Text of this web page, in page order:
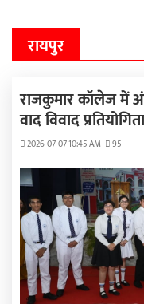
रायपुर
राजकुमार कॉलेज में
वाद विवाद
2026-07-07 10:45 AM 95